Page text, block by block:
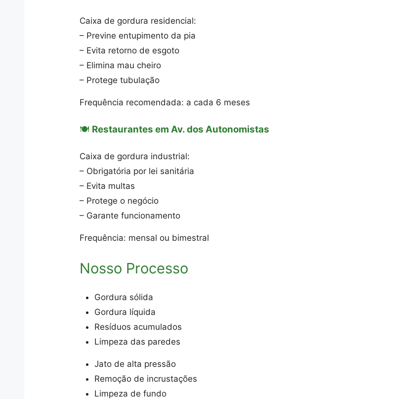
Caixa de gordura residencial:
– Previne entupimento da pia
– Evita retorno de esgoto
– Elimina mau cheiro
– Protege tubulação
Frequência recomendada: a cada 6 meses
🍽️ Restaurantes em Av. dos Autonomistas
Caixa de gordura industrial:
– Obrigatória por lei sanitária
– Evita multas
– Protege o negócio
– Garante funcionamento
Frequência: mensal ou bimestral
Nosso Processo
Gordura sólida
Gordura líquida
Resíduos acumulados
Limpeza das paredes
Jato de alta pressão
Remoção de incrustações
Limpeza de fundo